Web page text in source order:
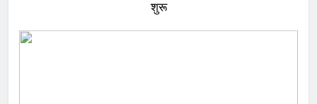
शुरू